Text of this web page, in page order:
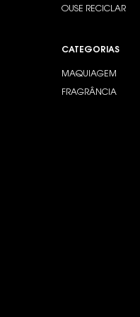
OUSE RECICLAR
CATEGORIAS
MAQUIAGEM
FRAGRÂNCIA